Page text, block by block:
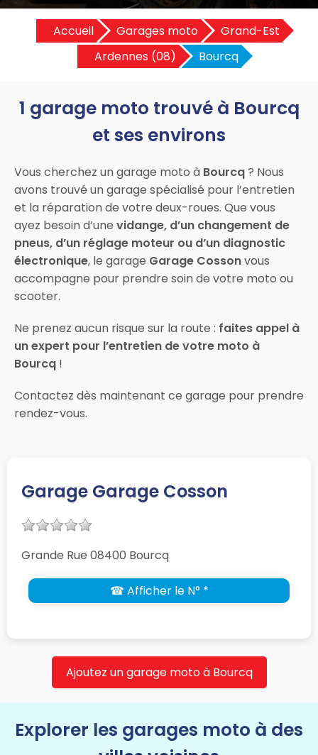
Accueil Garages moto
Grand-Est
Ardennes (08)
Bourcq
1 garage moto trouvé à Bourcq
et ses environs
Vous cherchez un garage moto à Bourcq? Nous
avons trouvé un garage spécialisé pour l’entretien
et la réparation de votre deux-roues. Que vous
ayez besoin d’une vidange, d’un changement de
pneus, d’un réglage moteur ou d’un diagnostic
électronique, le garage Garage Cossonvous
accompagne pour prendre soin de votre moto ou
scooter.
Ne prenez aucun risque sur la route : faites appel à
un expert pour l’entretien de votre moto à
Bourcq !
Contactez dès maintenant ce garage pour prendre
rendez-vous.
Garage Garage Cosson
Grande Rue 08400 Bourcq
☎ Afficher le N° *
Ajoutez un garage moto à Bourcq
Explorer les garages moto à des